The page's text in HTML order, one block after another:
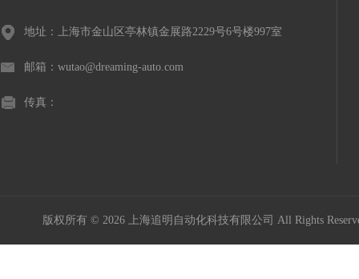
地址：上海市金山区亭林镇金展路2229号6号楼997室
邮箱：wutao@dreaming-auto.com
传真：
版权所有 © 2026 上海追明自动化科技有限公司 All Rights